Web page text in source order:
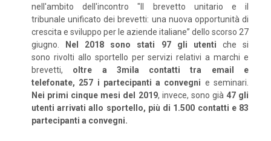
nell'ambito dell'incontro "Il brevetto unitario e il
tribunale unificato dei brevetti: una nuova opportunità di
crescita e sviluppo per le aziende italiane” dello scorso 27
giugno.
Nel 2018 sono stati 97 gli utenti che si
sono rivolti allo sportello per servizi relativi a marchi e
brevetti, oltre a 3mila contatti tra email e
telefonate, 257 i partecipanti a convegni e seminari.
Nei primi cinque mesi del 2019, invece, sono già 47 gli
utenti arrivati allo sportello, più di 1.500 contatti e 83
partecipanti a convegni.